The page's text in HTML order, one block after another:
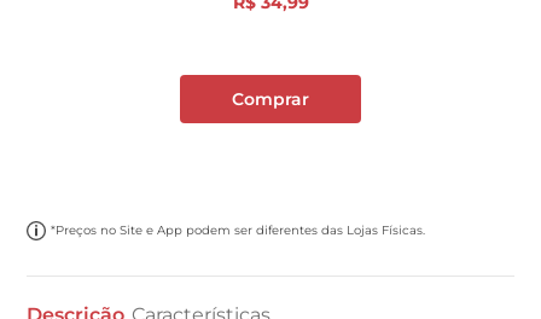
Comprar
*Preços no Site e App podem ser diferentes das Lojas Físicas.